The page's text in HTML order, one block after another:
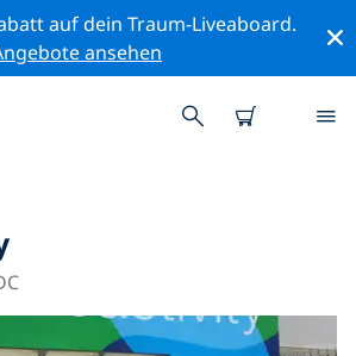
auf dein Traum-Liveaboard.
ansehen